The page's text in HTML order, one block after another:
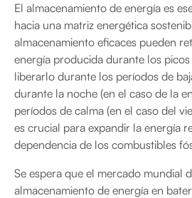
El almacenamiento de energía es
hacia una matriz energética
almacenamiento eficaces pueden
energía producida durante los
liberarlo durante los períodos de
durante la noche (en el caso de la
períodos de calma (en el caso del
es crucial para expandir la energía
dependencia de los combustibles
Se espera que el mercado mundial
almacenamiento de energía en